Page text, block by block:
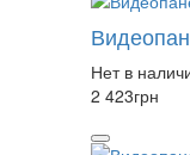
Нет в
2 423грн